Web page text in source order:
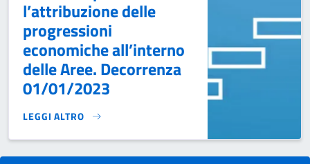
l’attribuzione delle
progressioni
economiche all’interno
delle Aree. Decorrenza
01/01/2023
LEGGI ALTRO
AVVISO PUBBLICO DI SELEZIONE PER L’ATTRIBUZIONE